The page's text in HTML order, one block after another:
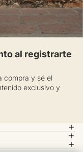
al registrarte
compra y sé el
exclusivo y